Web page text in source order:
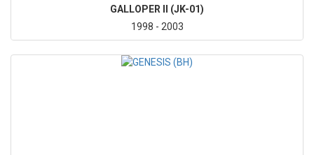
GALLOPER II (JK-01)
1998 - 2003